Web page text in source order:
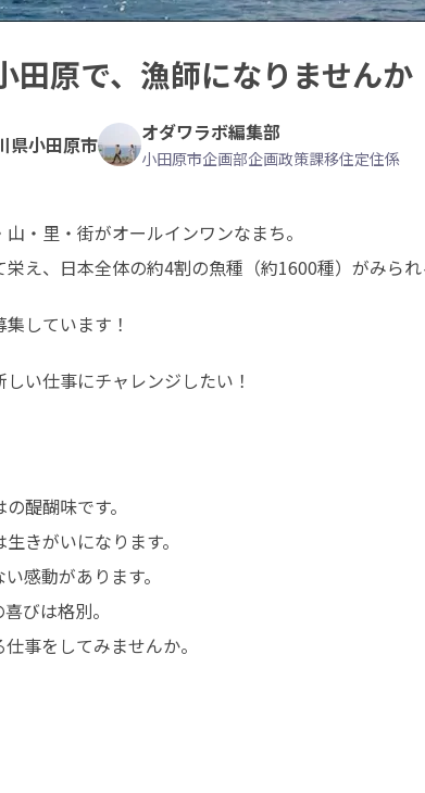
田原で、漁師になりませんか
県小田原市 オダワラボ編集部
小田原市企画部企画政策課移住定住係
・里・街がオールインワンなまち。
え、日本全体の約4割の魚種（約1600種）がみら
しています！
い仕事にチャレンジしたい！
醍醐味です。
きがいになります。
感動があります。
びは格別。
事をしてみませんか。